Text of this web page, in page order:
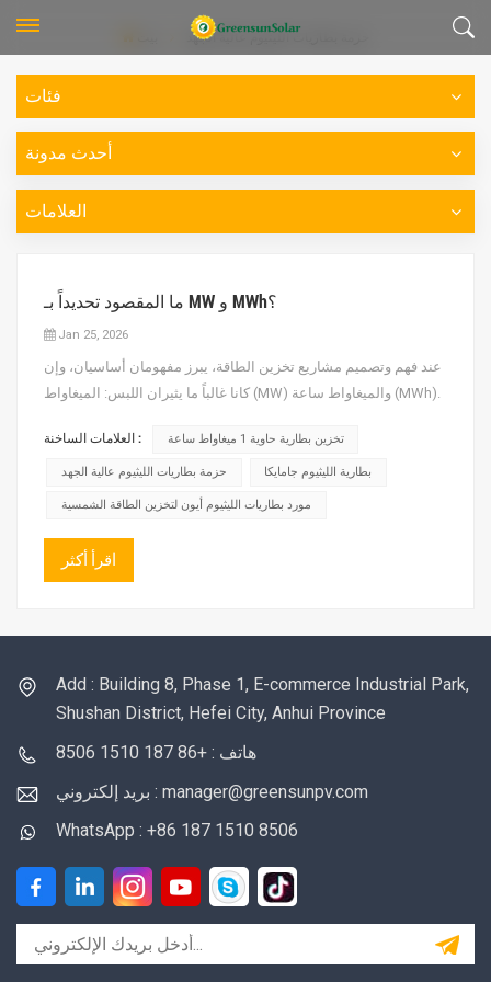
حزمة بطاريات الليثيوم عالية الجهد
فئات
أحدث مدونة
العلامات
ما المقصود تحديداً بـ MW و MWh؟
Jan 25, 2026
عند فهم وتصميم مشاريع تخزين الطاقة، يبرز مفهومان أساسيان، وإن
كانا غالباً ما يثيران اللبس: الميغاواط (MW) والميغاواط ساعة (MWh).
محطات تخزين الطاقة دائماً بالصيغة المركبة "MW/MWh"؟ ستقدم
هذه المقالة تحليلاً معمقاً من منظور التعريفات...
العلامات الساخنة : تخزين بطارية حاوية 1 ميغاواط ساعة
حزمة بطاريات الليثيوم عالية الجهد بطارية الليثيوم جامايكا
مورد بطاريات الليثيوم أيون لتخزين الطاقة الشمسية
اقرأ أكثر
Add : Building 8, Phase 1, E-commerce Industrial Park,
Shushan District, Hefei City, Anhui Province
هاتف : +86 187 1510 8506
بريد إلكتروني : manager@greensunpv.com
WhatsApp : +86 187 1510 8506